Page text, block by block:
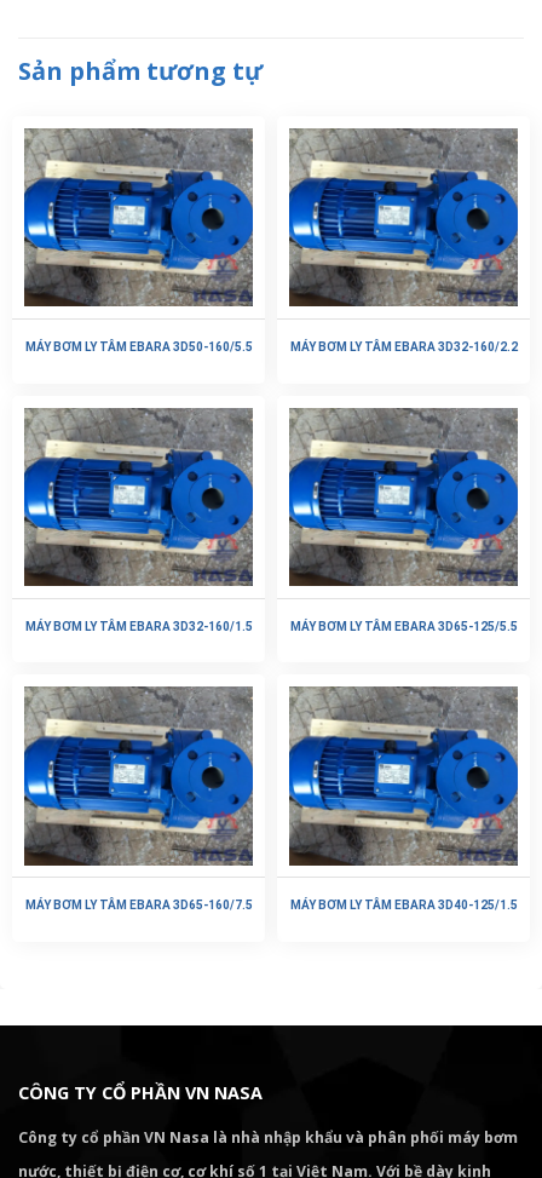
Sản phẩm tương tự
MÁY BƠM LY TÂM EBARA 3D50-160/5.5 MÁY BƠM LY TÂM EBARA 3D32-160/2.2
MÁY BƠM LY TÂM EBARA 3D32-160/1.5 MÁY BƠM LY TÂM EBARA 3D65-125/5.5
MÁY BƠM LY TÂM EBARA 3D65-160/7.5 MÁY BƠM LY TÂM EBARA 3D40-125/1.5
CÔNG TY CỔ PHẦN VN NASA
Công ty cổ phần VN Nasa là nhà nhập khẩu và phân phối máy bơm
nước, thiết bị điện cơ, cơ khí số 1 tại Việt Nam. Với bề dày kinh